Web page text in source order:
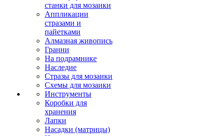
станки для мозаики
Аппликации
стразами и
пайетками
Алмазная живопись
Гранни
На подрамнике
Наследие
Стразы для мозаики
Схемы для мозаики
Инструменты
Коробки для
хранения
Лапки
Насадки (матрицы)